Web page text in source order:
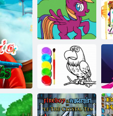
My Little Pony:
sfarbenie